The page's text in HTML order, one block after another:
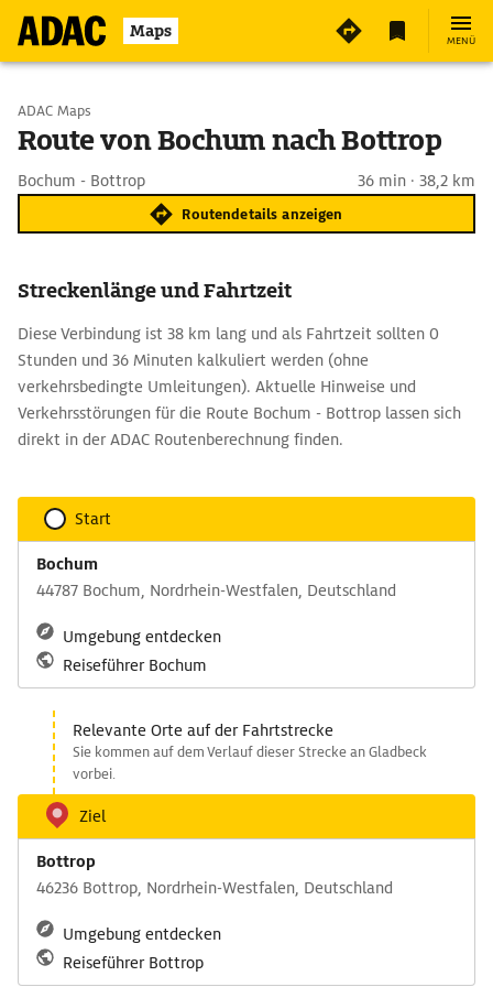
Maps MENÜ
Start wählen
ADAC Maps
Route von Bochum nach Bottrop
Bochum - Bottrop 36 min · 38,2 km
Routendetails anzeigen
Streckenlänge und Fahrtzeit
Diese Verbindung ist 38 km lang und als Fahrtzeit sollten 0
Stunden und 36 Minuten kalkuliert werden (ohne
verkehrsbedingte Umleitungen). Aktuelle Hinweise und
Verkehrsstörungen für die Route Bochum - Bottrop lassen sich
direkt in der ADAC Routenberechnung finden.
Start
Bochum
44787 Bochum, Nordrhein-Westfalen, Deutschland
Umgebung entdecken
Reiseführer Bochum
Relevante Orte auf der Fahrtstrecke
Sie kommen auf dem Verlauf dieser Strecke an Gladbeck
vorbei.
Ziel
Bottrop
46236 Bottrop, Nordrhein-Westfalen, Deutschland
Umgebung entdecken
Reiseführer Bottrop